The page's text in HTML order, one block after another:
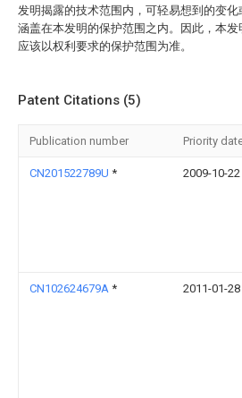
发明揭露的技术范围内，可轻易想到的变化
涵盖在本发明的保护范围之内。因此，本发
应该以权利要求的保护范围为准。
Patent Citations (5)
Publication number Priority
CN201522789U * 2009-10-22
CN102624679A * 2011-01-28